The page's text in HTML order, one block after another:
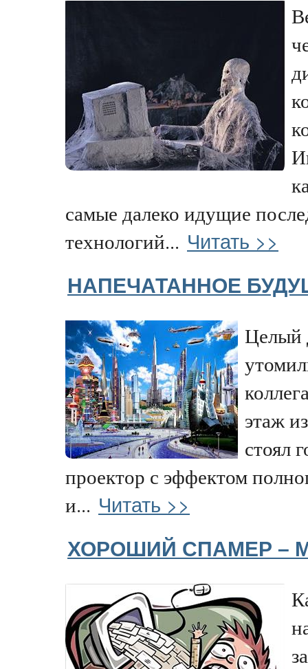
самые далеко идущие
технологий... Читать >>
НАПЕЧАТАННОЕ
Целый
этаж
стоял
проектор с эффектом
и... Читать >>
ХОРОШИЙ СПАМЕР –